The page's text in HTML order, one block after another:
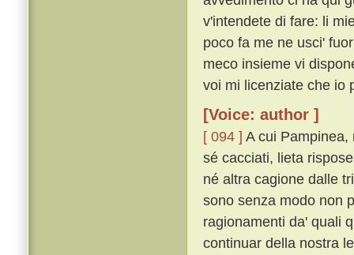
v'intendete di fare: li
poco fa me ne usci'
meco insieme vi
voi mi licenziate che io
[Voice: author ]
[ 094 ] A cui
sé cacciati, lieta
né altra cagione dalle
sono senza modo non
ragionamenti da' quali
continuar della nostra